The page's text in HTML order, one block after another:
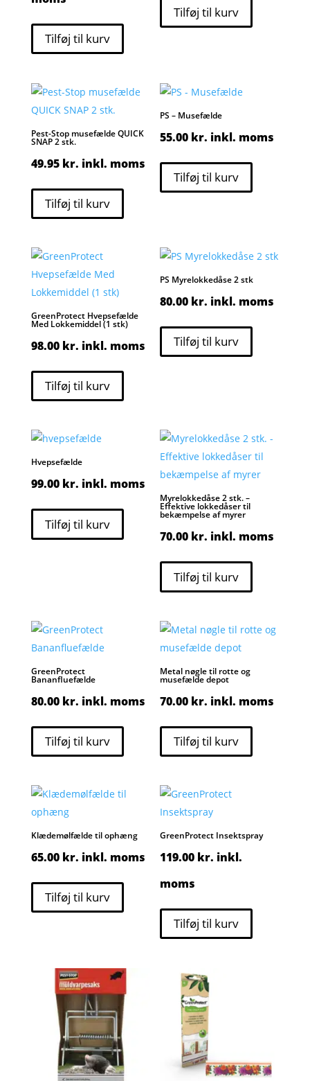
Tilføj til kurv
Tilføj til kurv
Pest-Stop musefælde QUICK
SNAP 2 stk.
49.95 kr. inkl. moms
Tilføj til kurv
PS – Musefælde
55.00 kr. inkl. moms
Tilføj til kurv
GreenProtect Hvepsefælde
Med Lokkemiddel (1 stk)
98.00 kr. inkl. moms
Tilføj til kurv
PS Myrelokkedåse 2 stk
80.00 kr. inkl. moms
Tilføj til kurv
Hvepsefælde
99.00 kr. inkl. moms
Tilføj til kurv
Myrelokkedåse 2 stk. –
Effektive lokkedåser til
bekæmpelse af myrer
70.00 kr. inkl. moms
Tilføj til kurv
GreenProtect
Bananfluefælde
80.00 kr. inkl. moms
Tilføj til kurv
Metal nøgle til rotte og
musefælde depot
70.00 kr. inkl. moms
Tilføj til kurv
Klædemølfælde til ophæng
65.00 kr. inkl. moms
Tilføj til kurv
GreenProtect Insektspray
119.00 kr. inkl.
moms
Tilføj til kurv